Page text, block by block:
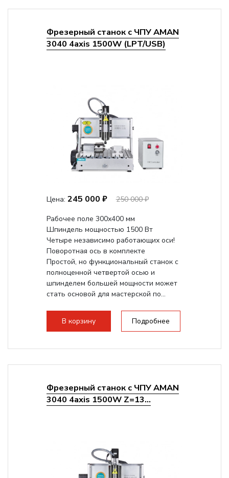
Фрезерный станок с ЧПУ AMAN
3040 4axis 1500W (LPT/USB)
Цена: 245 000 ₽
250 000 ₽
Рабочее поле 300х400 мм
Шпиндель мощностью 1500 Вт
Четыре независимо работающих оси!
Поворотная ось в комплекте
Простой, но функциональный станок с
полноценной четвертой осью и
шпинделем большей мощности может
стать основой для мастерской по...
В корзину Подробнее
Фрезерный станок с ЧПУ AMAN
3040 4axis 1500W Z=13...